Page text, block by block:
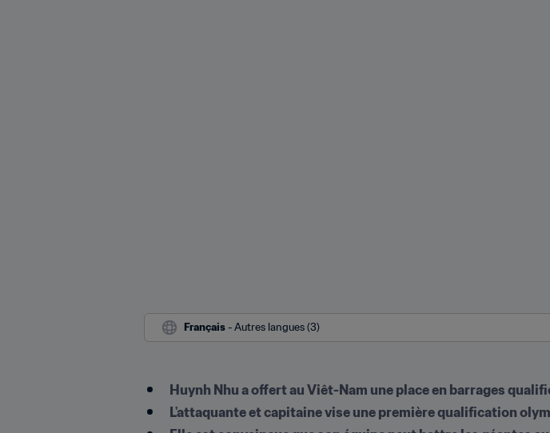
Français - Autres langues (3)
Huynh Nhu a offert au Viêt-Nam une place en barrages
L'attaquante et capitaine vise une première qualification